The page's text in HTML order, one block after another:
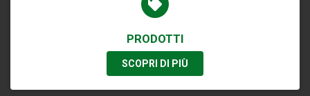
PRODOTTI
SCOPRI DI PIÙ